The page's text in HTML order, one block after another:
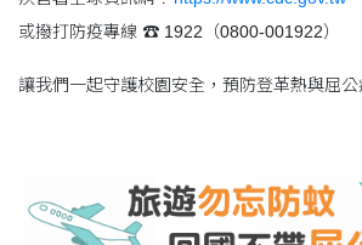
或撥打防疫專線 ☎️ 1922（0800-001922）
讓我們一起守護校園安全，預防登革熱與屈公